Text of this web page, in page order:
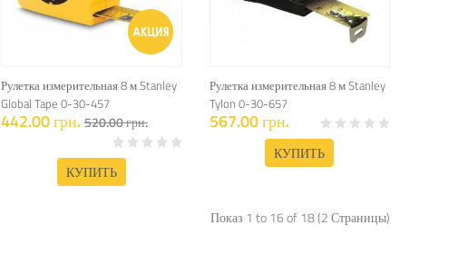
Рулетка измерительная 8 м Stanley
Global Tape 0-30-457
442.00 грн.520.00 грн.
КУПИТЬ
Рулетка измерительная 8 м Stanley
Tylon 0-30-657
567.00 грн.
КУПИТЬ
Показ 1 to 16 of 18 (2 Страницы)